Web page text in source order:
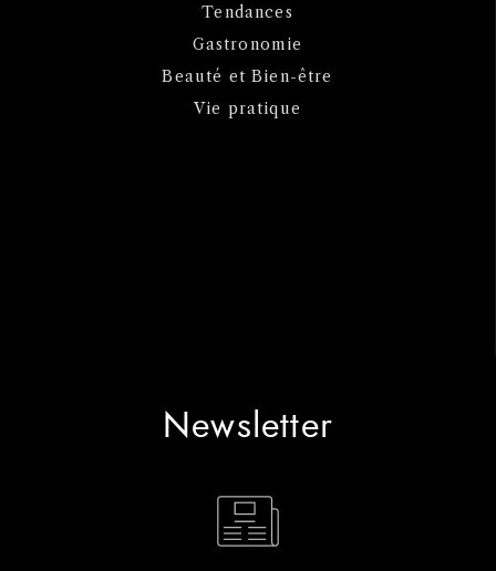
Tendances
Gastronomie
Beauté et Bien-être
Vie pratique
Newsletter